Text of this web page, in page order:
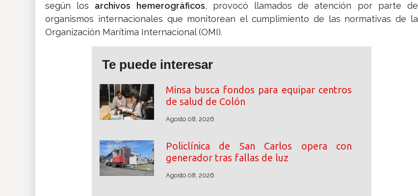
según los archivos hemerográficos, provocó llamados de atención por parte de
organismos internacionales que monitorean el cumplimiento de las normativas de la
Organización Marítima Internacional (OMI).
Te puede interesar
Minsa busca fondos para equipar centros
de salud de Colón
Agosto 08, 2026
Policlínica de San Carlos opera con
generador tras fallas de luz
Agosto 08, 2026